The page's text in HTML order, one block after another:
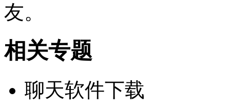
友。
相关专题
聊天软件下载